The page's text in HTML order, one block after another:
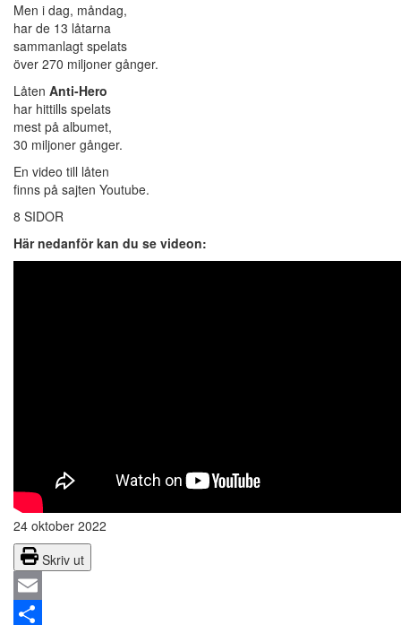
Men i dag, måndag,
har de 13 låtarna
sammanlagt spelats
över 270 miljoner gånger.
Låten Anti-Hero
har hittills spelats
mest på albumet,
30 miljoner gånger.
En video till låten
finns på sajten Youtube.
8 SIDOR
Här nedanför kan du se videon:
24 oktober 2022
Skriv ut
Email